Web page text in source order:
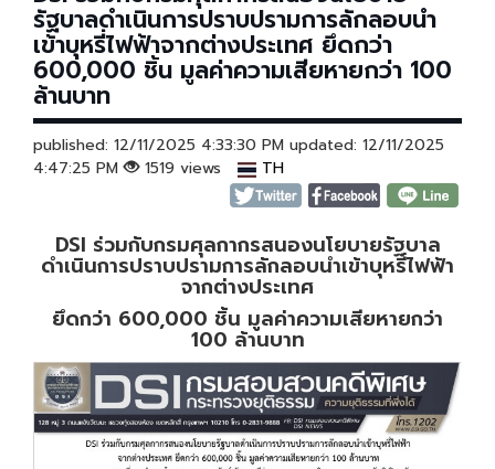
รัฐบาลดำเนินการปราบปรามการลักลอบนำ
เข้าบุหรี่ไฟฟ้าจากต่างประเทศ ยึดกว่า
600,000 ชิ้น มูลค่าความเสียหายกว่า 100
ล้านบาท
published: 12/11/2025 4:33:30 PM updated: 12/11/2025
4:47:25 PM
1519 views TH
DSI ร่วมกับกรมศุลกากรสนองนโยบายรัฐบาล
ดำเนินการปราบปรามการลักลอบนำเข้าบุหรี่ไฟฟ้า
จากต่างประเทศ
ยึดกว่า 600,000 ชิ้น มูลค่าความเสียหายกว่า
100 ล้านบาท